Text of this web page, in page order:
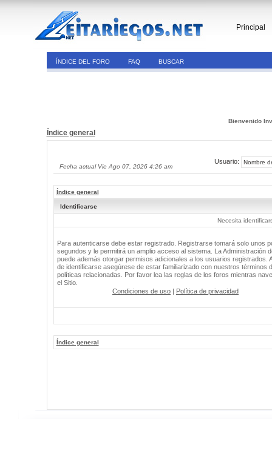
Principal
ÍNDICE DEL FORO FAQ BUSCAR
Bienvenido
Índice general
Fecha actual Vie Ago 07, 2026 4:26 am
Usuario:
Índice general
Identificarse
Necesita
Para autenticarse debe estar registrado. Registrarse tomará solo unos
segundos y le permitirá un amplio acceso al sistema. La Administración
puede además otorgar permisos adicionales a los usuarios registrados.
de identificarse asegúrese de estar familiarizado con nuestros términos
políticas relacionadas. Por favor lea las reglas de los foros mientras
el Sitio.
Condiciones de uso | Política de privacidad
Índice general